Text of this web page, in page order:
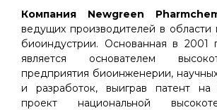
Компания Newgreen
ведущих производителей в
биоиндустрии. Основанная в 2001
является основателем
предприятия биоинженерии,
и разработок, выиграв патент на
проект национальной